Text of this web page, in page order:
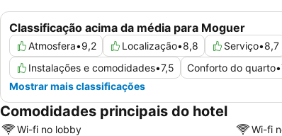
Classificação acima da média para Moguer
Atmosfera•9,2 Localização•8,8 Serviço•8,7
Instalações e comodidades•7,5 Conforto do quarto•
Mostrar mais classificações
Comodidades principais do hotel
Wi-fi no lobby Wi-fi